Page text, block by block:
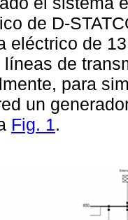
de D-
eléctrico de
líneas de
para
un
Fig. 1 .